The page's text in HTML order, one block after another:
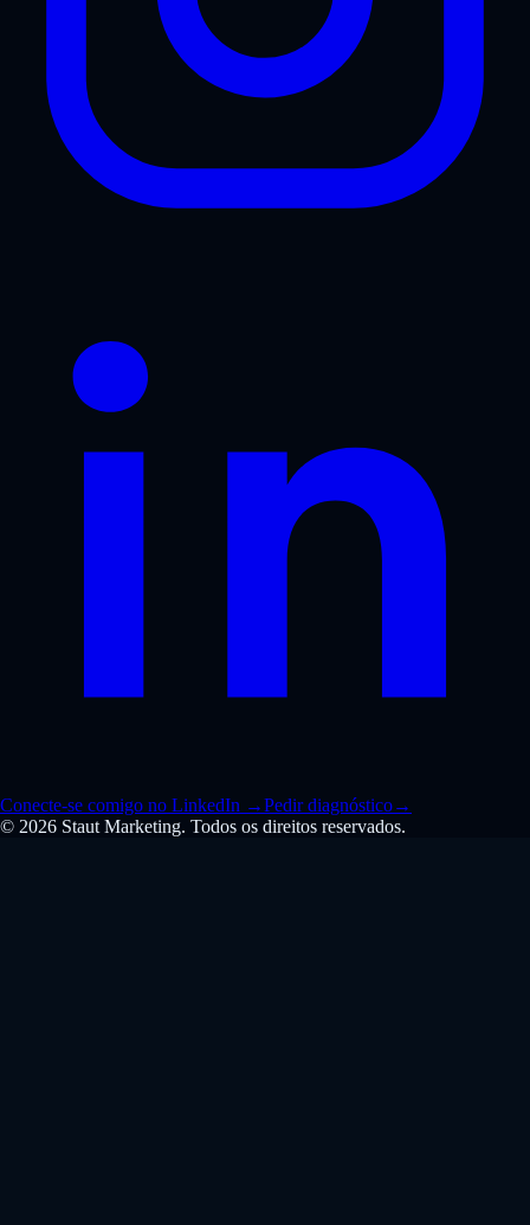
Conecte-se comigo no LinkedIn →Pedir diagnóstico→
© 2026 Staut Marketing. Todos os direitos reservados.